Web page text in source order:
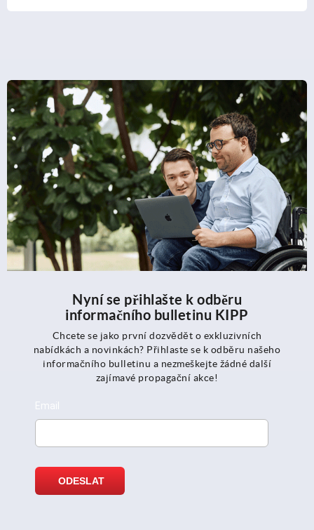
Nyní se přihlašte k odběru
informačního bulletinu KIPP
Chcete se jako první dozvědět o exkluzivních
nabídkách a novinkách? Přihlaste se k odběru našeho
informačního bulletinu a nezmeškejte žádné další
zajímavé propagační akce!